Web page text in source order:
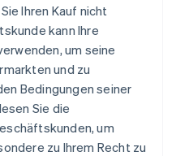
Ihren Kauf nicht
kann Ihre
um seine
und zu
Bedingungen seiner
Sie die
um
zu Ihrem Recht zu